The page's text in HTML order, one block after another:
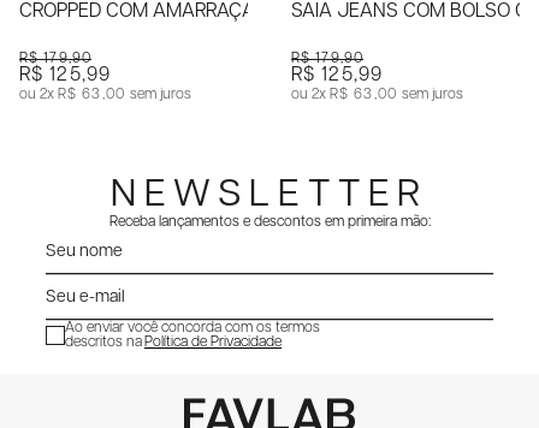
CROPPED COM AMARRAÇÃO
R$ 179,90
R$ 125,99
2x R$ 63,00sem juros
SAIA JEANS COM BOLSO
R$ 179,90
R$ 125,99
2x R$ 63,00sem juros
NEWSLETTER
Receba lançamentos e descontos em primeira mão:
Ao enviar você concorda com os termos
descritos na Política de Privacidade